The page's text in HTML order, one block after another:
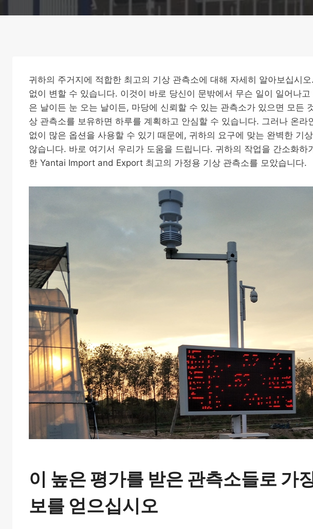
귀하의 주거지에 적합한 최고의 기상 관측소에 대해 자세히 알아보십시
없이 변할 수 있습니다. 이것이 바로 당신이 문밖에서 무슨 일이 일어나
은 날이든 눈 오는 날이든, 마당에 신뢰할 수 있는 관측소가 있으면 모든
상 관측소를 보유하면 하루를 계획하고 안심할 수 있습니다. 그러나 온라
없이 많은 옵션을 사용할 수 있기 때문에, 귀하의 요구에 맞는 완벽한 기
않습니다. 바로 여기서 우리가 도움을 드립니다. 귀하의 작업을 간소화하
한 Yantai Import and Export 최고의 가정용 기상 관측소를 모았습니다.
이 높은 평가를 받은 관측소들로 가
보를 얻으십시오